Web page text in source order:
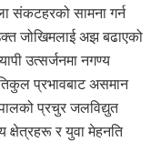
संकटहरको सामना गर्न
जोखिमलाई अझ बढाएको
उत्सर्जनमा नगण्य
प्रभावबाट असमान
प्रचुर जलविद्युत
क्षेत्रहरू र युवा मेहनति